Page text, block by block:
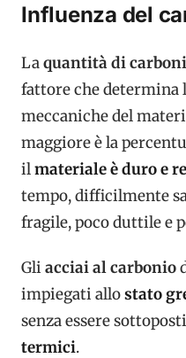
Influenza del
Laquantità di
fattore che determina
meccaniche del
maggiore è la
ilmateriale è duro e
tempo, difficilmente
fragile, poco duttile e
Gli acciai al carbonio
impiegati allostato
senza essere
termici.